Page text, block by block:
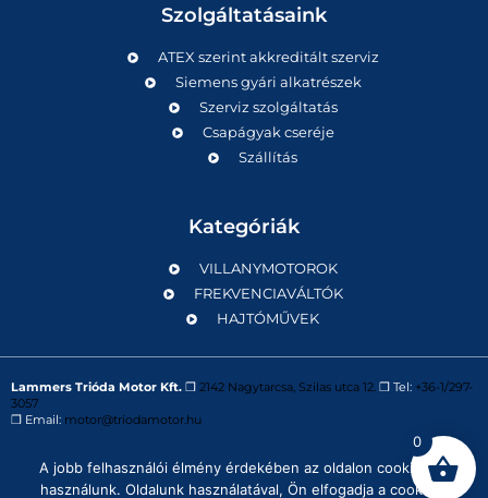
Szolgáltatásaink
ATEX szerint akkreditált szerviz
Siemens gyári alkatrészek
Szerviz szolgáltatás
Csapágyak cseréje
Szállítás
Kategóriák
VILLANYMOTOROK
FREKVENCIAVÁLTÓK
HAJTÓMŰVEK
Lammers Trióda Motor Kft. ❒ 2142 Nagytarcsa, Szilas utca 12. ❒ Tel: +36-1/297-
3057
❒ Email: motor@triodamotor.hu
Powered byDigit-Now Kft.
0
A jobb felhasználói élmény érdekében az oldalon cookie-kat
használunk. Oldalunk használatával, Ön elfogadja a cookie-k